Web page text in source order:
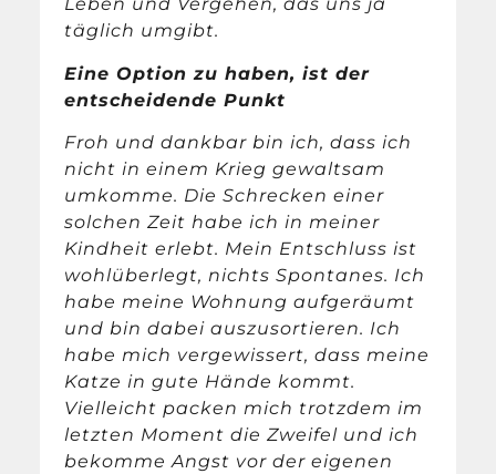
Leben und Vergehen, das uns ja
täglich umgibt.
Eine Option zu haben, ist der
entscheidende Punkt
Froh und dankbar bin ich, dass ich
nicht in einem Krieg gewaltsam
umkomme. Die Schrecken einer
solchen Zeit habe ich in meiner
Kindheit erlebt. Mein Entschluss ist
wohlüberlegt, nichts Spontanes. Ich
habe meine Wohnung aufgeräumt
und bin dabei auszusortieren. Ich
habe mich vergewissert, dass meine
Katze in gute Hände kommt.
Vielleicht packen mich trotzdem im
letzten Moment die Zweifel und ich
bekomme Angst vor der eigenen